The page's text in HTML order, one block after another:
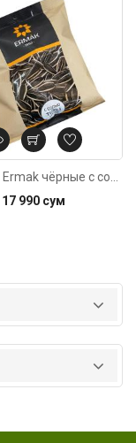
17 990 сум